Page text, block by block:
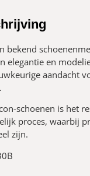
bekend
elegantie en
aandacht
schoenen is het
proces, waarbij
zijn.